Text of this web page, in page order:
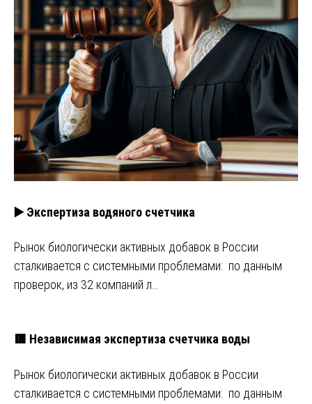
▶️ Экспертиза водяного счетчика
Рынок биологически активных добавок в России
сталкивается с системными проблемами: по данным
проверок, из 32 компаний л…
🟥 Независимая экспертиза счетчика воды
Рынок биологически активных добавок в России
сталкивается с системными проблемами: по данным